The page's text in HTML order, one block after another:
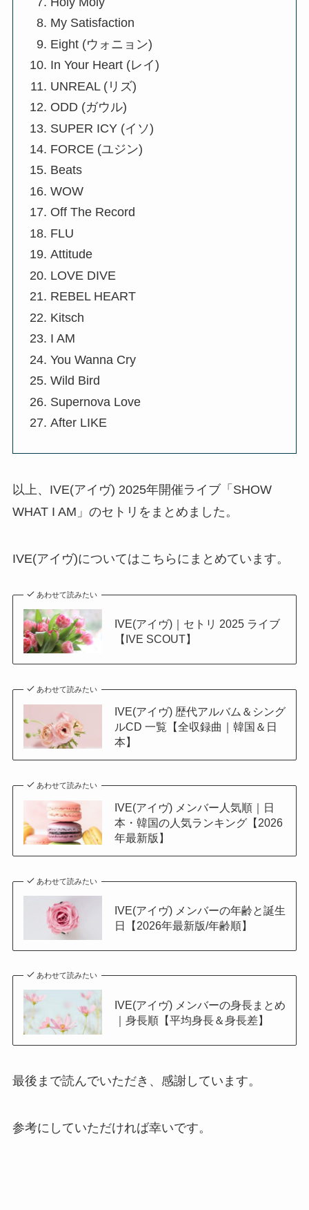
My Satisfaction
Eight (ウォニョン)
In Your Heart (レイ)
UNREAL (リズ)
ODD (ガウル)
SUPER ICY (イソ)
FORCE (ユジン)
Beats
WOW
Off The Record
FLU
Attitude
LOVE DIVE
REBEL HEART
Kitsch
I AM
You Wanna Cry
Wild Bird
Supernova Love
After LIKE
以上、IVE(アイヴ) 2025年開催ライブ「SHOW
WHAT I AM」のセトリをまとめました。
IVE(アイヴ)についてはこちらにまとめています。
あわせて読みたい
IVE(アイヴ)｜セトリ 2025 ライブ
【IVE SCOUT】
あわせて読みたい
IVE(アイヴ) 歴代アルバム＆シング
ルCD 一覧【全収録曲｜韓国＆日
本】
あわせて読みたい
IVE(アイヴ) メンバー人気順｜日
本・韓国の人気ランキング【2026
年最新版】
あわせて読みたい
IVE(アイヴ) メンバーの年齢と誕生
日【2026年最新版/年齢順】
あわせて読みたい
IVE(アイヴ) メンバーの身長まとめ
｜身長順【平均身長＆身長差】
最後まで読んでいただき、感謝しています。
参考にしていただければ幸いです。